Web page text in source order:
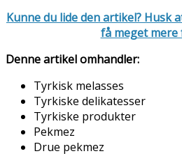
Kunne du lide den artikel? Husk
få meget mere
Denne artikel omhandler:
Tyrkisk melasses
Tyrkiske delikatesser
Tyrkiske produkter
Pekmez
Drue pekmez